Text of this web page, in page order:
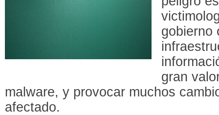
gobierno
gran
malware, y provocar muchos
afectado.